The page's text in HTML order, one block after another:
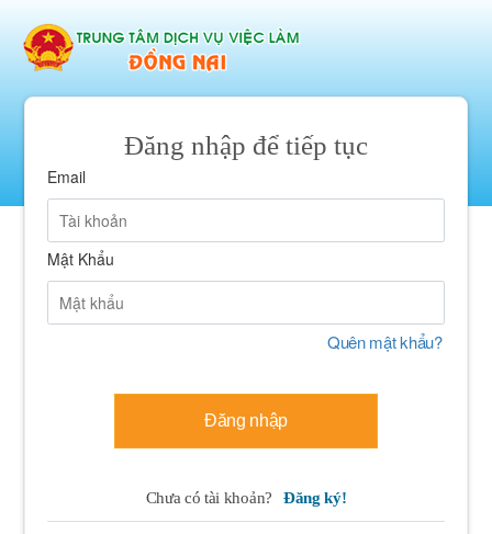
Đăng nhập để tiếp tục
Email
Mật Khẩu
Quên mật khẩu?
Đăng nhập
Chưa có tài khoản? Đăng ký!